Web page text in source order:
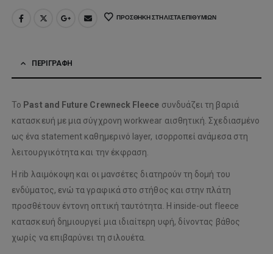
ΠΡΟΣΘΉΚΗ ΣΤΗ ΛΊΣΤΑ ΕΠΙΘΥΜΙΏΝ
ΠΕΡΙΓΡΑΦΉ
Το Past and Future Crewneck Fleece συνδυάζει τη βαριά
κατασκευή με μια σύγχρονη workwear αισθητική. Σχεδιασμένο
ως ένα statement καθημερινό layer, ισορροπεί ανάμεσα στη
λειτουργικότητα και την έκφραση.
Η rib λαιμόκοψη και οι μανσέτες διατηρούν τη δομή του
ενδύματος, ενώ τα γραφικά στο στήθος και στην πλάτη
προσθέτουν έντονη οπτική ταυτότητα. Η inside-out fleece
κατασκευή δημιουργεί μια ιδιαίτερη υφή, δίνοντας βάθος
χωρίς να επιβαρύνει τη σιλουέτα.